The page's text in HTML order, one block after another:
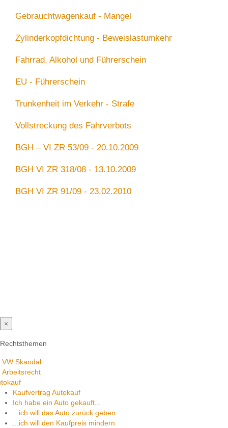
Gebrauchtwagenkauf - Mangel
Zylinderkopfdichtung - Beweislastumkehr
Fahrrad, Alkohol und Führerschein
EU - Führerschein
Trunkenheit im Verkehr - Strafe
Vollstreckung des Fahrverbots
BGH – VI ZR 53/09 - 20.10.2009
BGH VI ZR 318/08 - 13.10.2009
BGH VI ZR 91/09 - 23.02.2010
×
Rechtsthemen
VW Skandal
Arbeitsrecht
Kaufvertrag Autokauf
Ich habe ein Auto gekauft...
...ich will das Auto zurück geben
...ich will den Kaufpreis mindern